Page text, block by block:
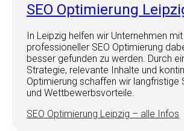
SEO Optimierung
In Leipzig helfen wir Unternehmen mit
professioneller SEO Optimierung
besser gefunden zu werden. Durch
Strategie, relevante Inhalte und
Optimierung schaffen wir langfristige
und Wettbewerbsvorteile.
SEO Optimierung Leipzig – alle Infos